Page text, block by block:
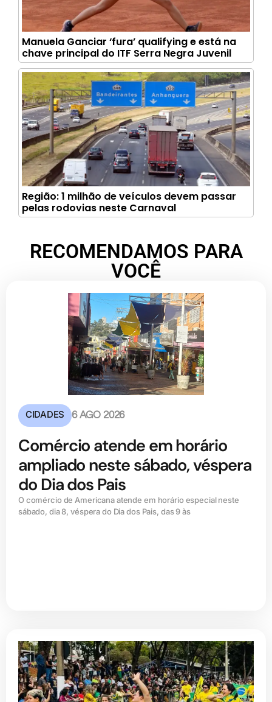
Manuela Ganciar ‘fura’ qualifying e está na
chave principal do ITF Serra Negra Juvenil
Região: 1 milhão de veículos devem passar
pelas rodovias neste Carnaval
RECOMENDAMOS PARA
VOCÊ
CIDADES 6 AGO 2026
Comércio atende em horário
ampliado neste sábado, véspera
do Dia dos Pais
O comércio de Americana atende em horário especial neste
sábado, dia 8, véspera do Dia dos Pais, das 9 às